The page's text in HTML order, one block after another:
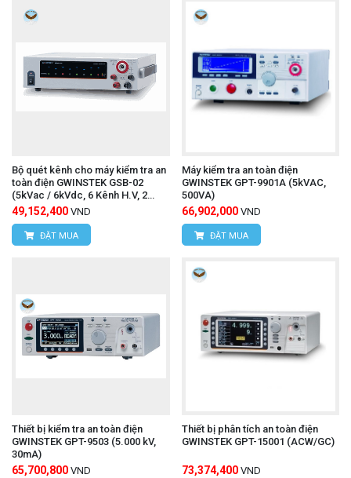
Bộ quét kênh cho máy kiểm tra an
toàn điện GWINSTEK GSB-02
(5kVac / 6kVdc, 6 Kênh H.V, 2
Kênh G.B)
49,152,400 VND
ĐẶT MUA
Máy kiểm tra an toàn điện
GWINSTEK GPT-9901A (5kVAC,
500VA)
66,902,000 VND
ĐẶT MUA
Thiết bị kiểm tra an toàn điện
GWINSTEK GPT-9503 (5.000 kV,
30mA)
65,700,800 VND
Thiết bị phân tích an toàn điện
GWINSTEK GPT-15001 (ACW/GC)
73,374,400 VND